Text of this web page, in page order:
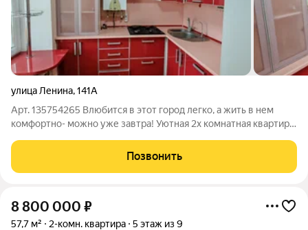
улица Ленина,141А
Арт. 135754265 Влюбится в этот город легко, а жить в нем
комфортно- можно уже завтра! Уютная 2х комнатная квартира
площадь 54,1 кв метров. На третьем этаже. Комнаты 25,4 кв
метров и 15,2 кв м.
Позвонить
8 800 000 ₽
57,7 м² 2-комн. квартира 5 этаж из 9